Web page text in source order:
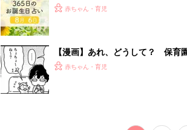
赤ちゃん・育児
【漫画】あれ、どうして？ 保育
がする……！『ふうふう子育て ＃91
赤ちゃん・育児